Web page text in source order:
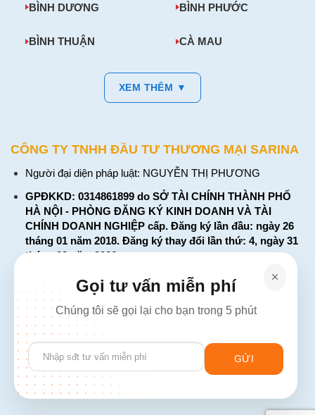
BÌNH DƯƠNG BÌNH PHƯỚC
BÌNH THUẬN CÀ MAU
XEM THÊM ▼
CÔNG TY TNHH ĐẦU TƯ THƯƠNG MẠI SARINA
Người đại diện pháp luật: NGUYỄN THỊ PHƯƠNG
GPĐKKD: 0314861899 do SỞ TÀI CHÍNH THÀNH PHỐ
HÀ NỘI - PHÒNG ĐĂNG KÝ KINH DOANH VÀ TÀI
CHÍNH DOANH NGHIỆP cấp. Đăng ký lần đầu: ngày 26
tháng 01 năm 2018. Đăng ký thay đổi lần thứ: 4, ngày 31
tháng 03 năm 2026
226 Đường Láng, Đống Đa, Hà Nội
137 Đường Hòa Hưng, Phường 12, Quận 10, TP. Hồ Chí
Minh
Hotline: 1900 2106 - 0386 001 001
Email:Giaiphap3g@gmail.com
Gọi tư vấn miễn phí
Chúng tôi sẽ gọi lại cho bạn trong 5 phút
Please
leave
field